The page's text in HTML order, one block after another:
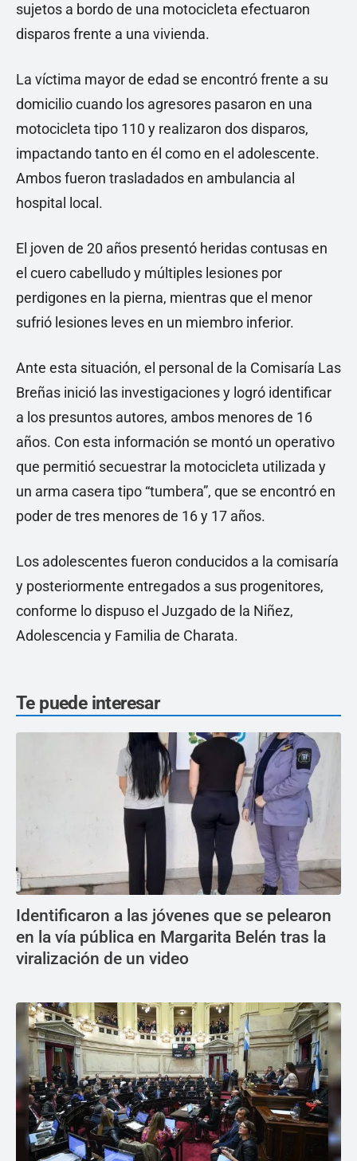
sujetos a bordo de una motocicleta efectuaron
disparos frente a una vivienda.
La víctima mayor de edad se encontró frente a su
domicilio cuando los agresores pasaron en una
motocicleta tipo 110 y realizaron dos disparos,
impactando tanto en él como en el adolescente.
Ambos fueron trasladados en ambulancia al
hospital local.
El joven de 20 años presentó heridas contusas en
el cuero cabelludo y múltiples lesiones por
perdigones en la pierna, mientras que el menor
sufrió lesiones leves en un miembro inferior.
Ante esta situación, el personal de la Comisaría Las
Breñas inició las investigaciones y logró identificar
a los presuntos autores, ambos menores de 16
años. Con esta información se montó un operativo
que permitió secuestrar la motocicleta utilizada y
un arma casera tipo “tumbera”, que se encontró en
poder de tres menores de 16 y 17 años.
Los adolescentes fueron conducidos a la comisaría
y posteriormente entregados a sus progenitores,
conforme lo dispuso el Juzgado de la Niñez,
Adolescencia y Familia de Charata.
Te puede interesar
Identificaron a las jóvenes que se pelearon
en la vía pública en Margarita Belén tras la
viralización de un video